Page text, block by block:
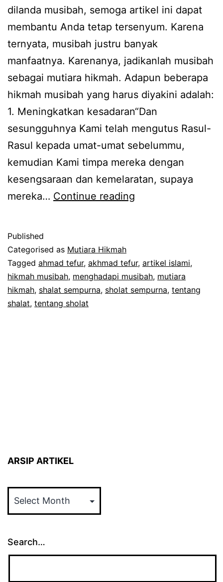
dilanda musibah, semoga artikel ini dapat
membantu Anda tetap tersenyum. Karena
ternyata, musibah justru banyak
manfaatnya. Karenanya, jadikanlah musibah
sebagai mutiara hikmah. Adapun beberapa
hikmah musibah yang harus diyakini adalah:
1. Meningkatkan kesadaran“Dan
sesungguhnya Kami telah mengutus Rasul-
Rasul kepada umat-umat sebelummu,
kemudian Kami timpa mereka dengan
kesengsaraan dan kemelaratan, supaya
mereka… Continue reading
Published
Categorised as Mutiara Hikmah
Tagged ahmad tefur, akhmad tefur, artikel islami,
hikmah musibah, menghadapi musibah, mutiara
hikmah, shalat sempurna, sholat sempurna, tentang
shalat, tentang sholat
ARSIP ARTIKEL
ARTIKEL
Search…